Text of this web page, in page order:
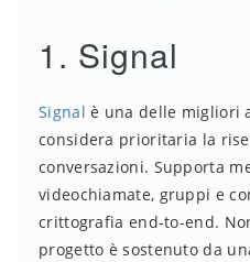
1. Signal
Signal è una delle migliori
considera prioritaria la
conversazioni. Supporta
videochiamate, gruppi e
crittografia end-to-end.
progetto è sostenuto da